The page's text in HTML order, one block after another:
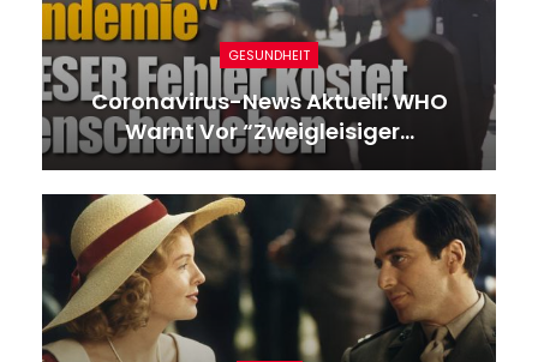
GESUNDHEIT
Coronavirus-News Aktuell: WHO
Warnt Vor “zweigleisiger…